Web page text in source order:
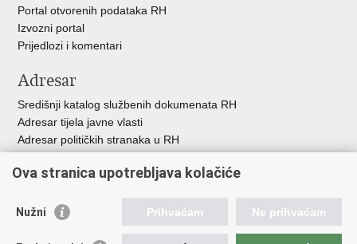
Portal otvorenih podataka RH
Izvozni portal
Prijedlozi i komentari
Adresar
Središnji katalog službenih dokumenata RH
Adresar tijela javne vlasti
Adresar političkih stranaka u RH
Besplatni telefoni javne uprave
Važne poveznice
Ova stranica upotrebljava kolačiće
Nužni Prihvaćam Ne prihvaćam